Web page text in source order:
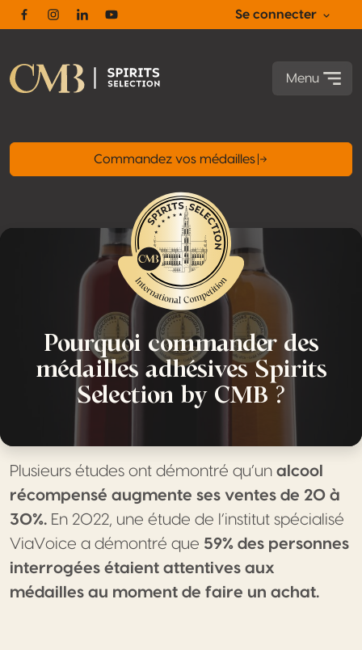
FacebookInstagram
LinkedinYoutube
Se connecter
Menu
Commandez vos médailles
Pourquoi commander des
médailles adhésives Spirits
Selection by CMB ?
Plusieurs études ont démontré qu’un alcool
récompensé augmente ses ventes de 20 à
30%. En 2022, une étude de l’institut spécialisé
ViaVoice a démontré que 59% des personnes
interrogées étaient attentives aux
médailles au moment de faire un achat.